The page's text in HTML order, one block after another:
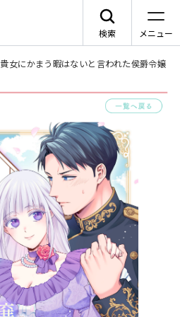
検索 メニュー
貴女にかまう暇はないと言われた侯爵令嬢